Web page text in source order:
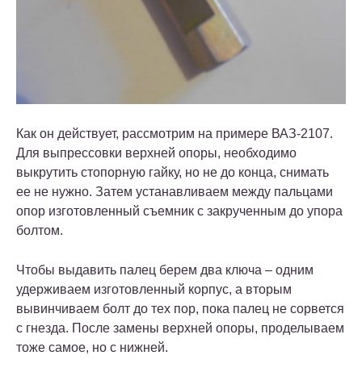
Как он действует, рассмотрим на примере ВАЗ-2107.
Для выпрессовки верхней опоры, необходимо
выкрутить стопорную гайку, но не до конца, снимать
ее не нужно. Затем устанавливаем между пальцами
опор изготовленный съемник с закрученным до упора
болтом.
Чтобы выдавить палец берем два ключа – одним
удерживаем изготовленный корпус, а вторым
вывинчиваем болт до тех пор, пока палец не сорвется
с гнезда. После замены верхней опоры, проделываем
тоже самое, но с нижней.